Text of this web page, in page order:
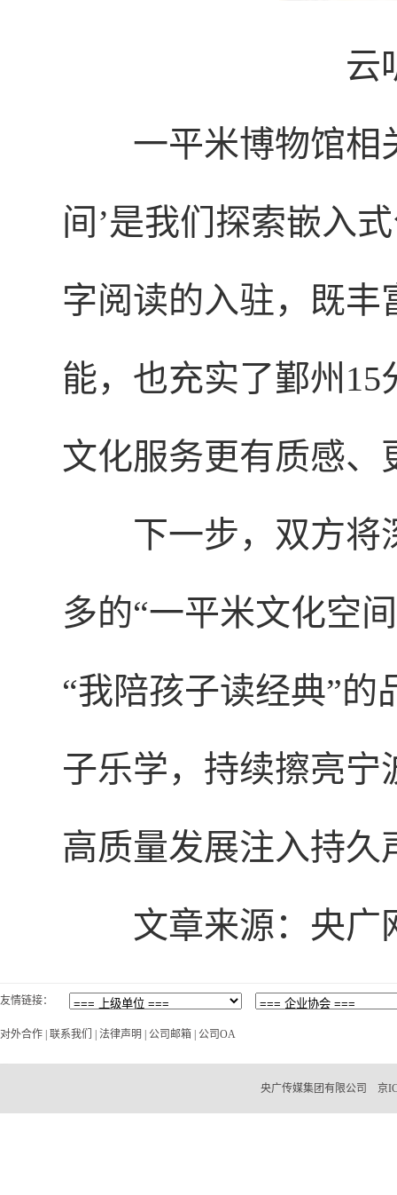
云
一平米博物馆相
间’是我们探索嵌入
字阅读的入驻，既丰
能，也充实了鄞州
文化服务更有质感、
下一步，双方将
多的“一平米文化空
“我陪孩子读经典”
子乐学，持续擦亮
高质量发展注入持久
文章来源：央广